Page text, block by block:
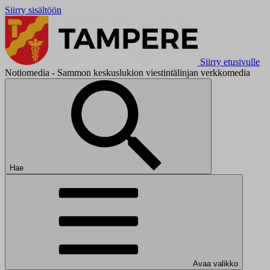
Siirry sisältöön
Siirry etusivulle
Notiomedia - Sammon keskuslukion viestintälinjan verkkomedia
Hae
Avaa valikko